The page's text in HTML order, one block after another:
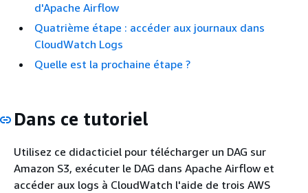
d'Apache Airflow
Quatrième étape : accéder aux journaux dans
CloudWatch Logs
Quelle est la prochaine étape ?
Dans ce tutoriel
Utilisez ce didacticiel pour télécharger un DAG sur
Amazon S3, exécuter le DAG dans Apache Airflow et
accéder aux logs à CloudWatch l'aide de trois AWS